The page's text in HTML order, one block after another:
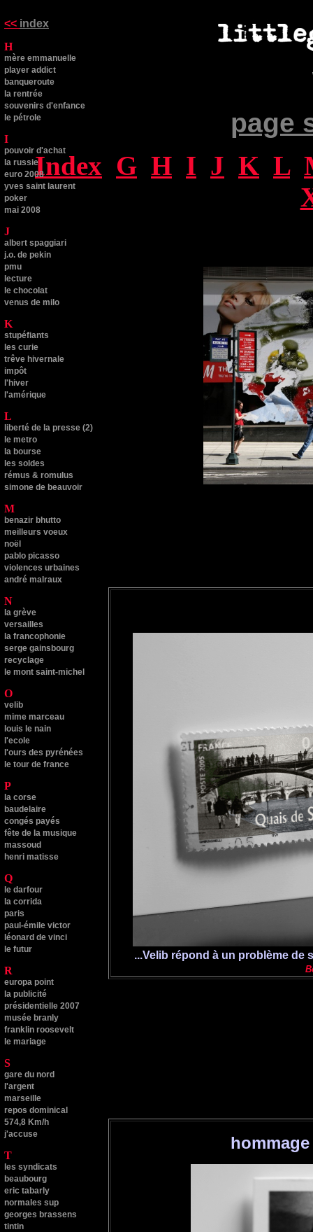
page
Index G H I J K L
<< index
H
mère emmanuelle
player addict
banqueroute
la rentrée
souvenirs d'enfance
le pétrole
I
pouvoir d'achat
la russie
euro 2008
yves saint laurent
poker
mai 2008
J
albert spaggiari
j.o. de pekin
pmu
lecture
le chocolat
venus de milo
K
stupéfiants
les curie
trêve hivernale
impôt
l'hiver
l'amérique
L
liberté de la presse (2)
le metro
la bourse
les soldes
rémus & romulus
simone de beauvoir
M
benazir bhutto
meilleurs voeux
noël
pablo picasso
violences urbaines
andré malraux
N
la grève
versailles
la francophonie
serge gainsbourg
recyclage
le mont saint-michel
O
velib
mime marceau
louis le nain
l'ecole
l'ours des pyrénées
le tour de france
P
la corse
baudelaire
congés payés
fête de la musique
massoud
henri matisse
Q
le darfour
la corrida
paris
paul-émile victor
léonard de vinci
le futur
R
europa point
la publicité
présidentielle 2007
musée branly
franklin roosevelt
le mariage
S
gare du nord
l'argent
marseille
repos dominical
574,8 Km/h
j'accuse
T
les syndicats
beaubourg
eric tabarly
normales sup
georges brassens
tintin
...Velib répond à un problème de